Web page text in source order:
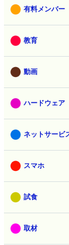
有料メンバー
教育
動画
ハードウェア
ネットサービ
スマホ
試食
取材